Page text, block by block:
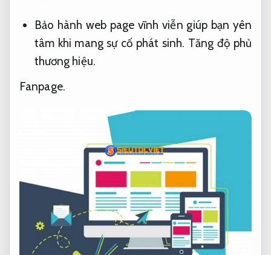
Bảo hành web page vĩnh viễn giúp bạn yên
tâm khi mang sự cố phát sinh. Tăng độ phủ
thương hiệu.
Fanpage.